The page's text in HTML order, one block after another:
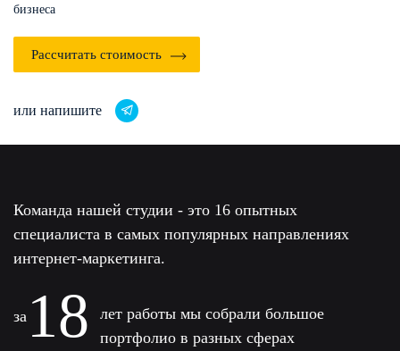
бизнеса
Рассчитать стоимость
или напишите
Команда нашей студии - это 16 опытных
специалиста в самых популярных направлениях
интернет-маркетинга.
за 18
лет работы мы собрали большое
портфолио в разных сферах